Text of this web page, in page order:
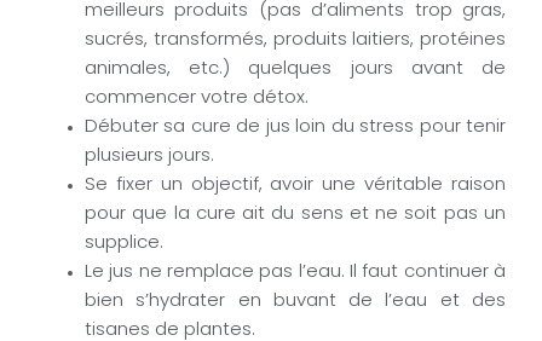
meilleurs produits (pas d’aliments trop gras,
sucrés, transformés, produits laitiers, protéines
animales, etc.) quelques jours avant de
commencer votre détox.
Débuter sa cure de jus loin du stress pour tenir
plusieurs jours.
Se fixer un objectif, avoir une véritable raison
pour que la cure ait du sens et ne soit pas un
supplice.
Le jus ne remplace pas l’eau. Il faut continuer à
bien s’hydrater en buvant de l’eau et des
tisanes de plantes.